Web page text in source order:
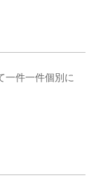
一件一件個別に